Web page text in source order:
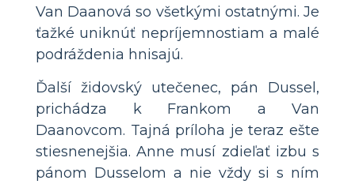
Van Daanová so všetkými ostatnými. Je
ťažké uniknúť nepríjemnostiam a malé
podráždenia hnisajú.
Ďalší židovský utečenec, pán Dussel,
prichádza k Frankom a Van
Daanovcom. Tajná príloha je teraz ešte
stiesnenejšia. Anne musí zdieľať izbu s
pánom Dusselom a nie vždy si s ním